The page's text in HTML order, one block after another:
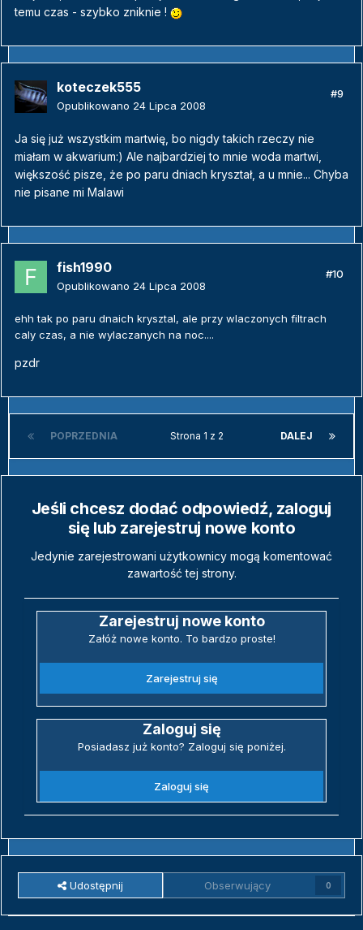
temu czas - szybko zniknie !
koteczek555
Opublikowano 24 Lipca 2008
#9
Ja się już wszystkim martwię, bo nigdy takich rzeczy nie
miałam w akwarium:) Ale najbardziej to mnie woda martwi,
większość pisze, że po paru dniach kryształ, a u mnie... Chyba
nie pisane mi Malawi
fish1990
Opublikowano 24 Lipca 2008
#10
ehh tak po paru dnaich krysztal, ale przy wlaczonych filtrach
caly czas, a nie wylaczanych na noc....
pzdr
POPRZEDNIA DALEJ
Strona 1 z 2
Jeśli chcesz dodać odpowiedź, zaloguj
się lub zarejestruj nowe konto
Jedynie zarejestrowani użytkownicy mogą komentować
zawartość tej strony.
Zarejestruj nowe konto
Załóż nowe konto. To bardzo proste!
Zarejestruj się
Zaloguj się
Posiadasz już konto? Zaloguj się poniżej.
Zaloguj się
Udostępnij Obserwujący 0